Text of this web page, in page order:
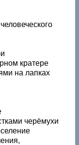
кратере
на лапках
черёмухи